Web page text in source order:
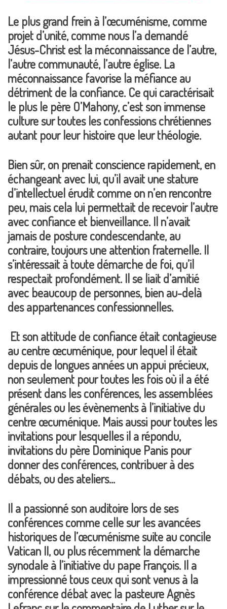
Le plus grand frein à l’œcuménisme, comme
projet d’unité, comme nous l’a demandé
Jésus-Christ est la méconnaissance de l’autre,
l’autre communauté, l’autre église. La
méconnaissance favorise la méfiance au
détriment de la confiance. Ce qui caractérisait
le plus le père O’Mahony, c’est son immense
culture sur toutes les confessions chrétiennes
autant pour leur histoire que leur théologie.
Bien sûr, on prenait conscience rapidement, en
échangeant avec lui, qu’il avait une stature
d’intellectuel érudit comme on n’en rencontre
peu, mais cela lui permettait de recevoir l’autre
avec confiance et bienveillance. Il n’avait
jamais de posture condescendante, au
contraire, toujours une attention fraternelle. Il
s’intéressait à toute démarche de foi, qu’il
respectait profondément. Il se liait d’amitié
avec beaucoup de personnes, bien au-delà
des appartenances confessionnelles.
Et son attitude de confiance était contagieuse
au centre œcuménique, pour lequel il était
depuis de longues années un appui précieux,
non seulement pour toutes les fois où il a été
présent dans les conférences, les assemblées
générales ou les évènements à l’initiative du
centre œcuménique. Mais aussi pour toutes les
invitations pour lesquelles il a répondu,
invitations du père Dominique Panis pour
donner des conférences, contribuer à des
débats, ou des ateliers…
Il a passionné son auditoire lors de ses
conférences comme celle sur les avancées
historiques de l’œcuménisme suite au concile
Vatican II, ou plus récemment la démarche
synodale à l’initiative du pape François. Il a
impressionné tous ceux qui sont venus à la
conférence débat avec la pasteure Agnès